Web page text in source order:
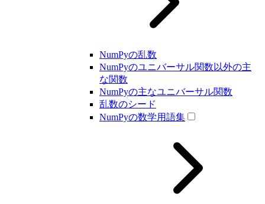
NumPyの乱数
NumPyのユニバーサル関数以外の主
な関数
NumPyの主なユニバーサル関数
乱数のシード
NumPyの数学用語集